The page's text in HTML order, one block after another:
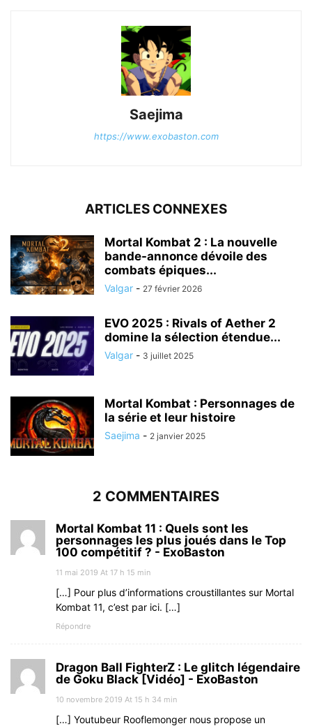
Saejima
https://www.exobaston.com
ARTICLES CONNEXES
Mortal Kombat 2 : La nouvelle
bande-annonce dévoile des
combats épiques...
Valgar - 27 février 2026
EVO 2025 : Rivals of Aether 2
domine la sélection étendue...
Valgar - 3 juillet 2025
Mortal Kombat : Personnages de
la série et leur histoire
Saejima - 2 janvier 2025
2 COMMENTAIRES
Mortal Kombat 11 : Quels sont les
personnages les plus joués dans le Top
100 compétitif ? - ExoBaston
11 mai 2019 At 17 h 15 min
[…] Pour plus d’informations croustillantes sur Mortal
Kombat 11, c’est par ici. […]
Répondre
Dragon Ball FighterZ : Le glitch légendaire
de Goku Black [Vidéo] - ExoBaston
10 novembre 2019 At 15 h 34 min
[…] Youtubeur Rooflemonger nous propose un